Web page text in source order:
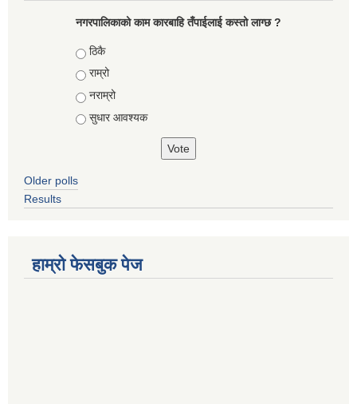
नगरपालिकाको काम कारबाहि तँपाईलाई कस्तो लाग्छ ?
Choices
ठिकै
राम्रो
नराम्रो
सुधार आवश्यक
Older polls
Results
हाम्रो फेसबुक पेज